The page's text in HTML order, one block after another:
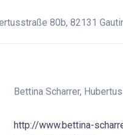
80b, 82131
Bettina Scharrer,
http://www.bettina-